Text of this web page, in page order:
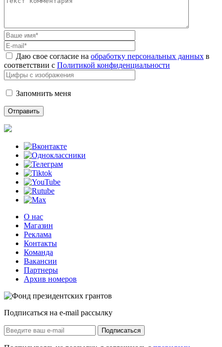
Даю свое согласие на обработку персональных данных в
соответствии с Политикой конфиденциальности
Запомнить меня
О нас
Магазин
Реклама
Контакты
Команда
Вакансии
Партнеры
Архив номеров
Подписаться на e-mail рассылку
Подписаться